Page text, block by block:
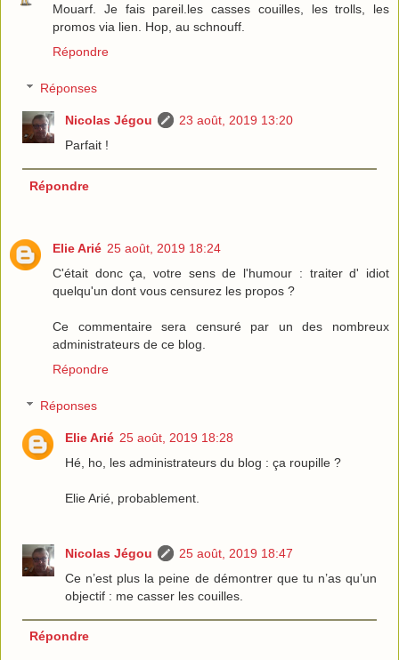
Mouarf. Je fais pareil.les casses couilles, les trolls, les
promos via lien. Hop, au schnouff.
Répondre
Réponses
Nicolas Jégou
23 août, 2019 13:20
Parfait !
Répondre
Elie Arié 25 août, 2019 18:24
C'était donc ça, votre sens de l'humour : traiter d' idiot
quelqu'un dont vous censurez les propos ?
Ce commentaire sera censuré par un des nombreux
administrateurs de ce blog.
Répondre
Réponses
Elie Arié 25 août, 2019 18:28
Hé, ho, les administrateurs du blog : ça roupille ?
Elie Arié, probablement.
Nicolas Jégou
25 août, 2019 18:47
Ce n’est plus la peine de démontrer que tu n’as qu’un
objectif : me casser les couilles.
Répondre